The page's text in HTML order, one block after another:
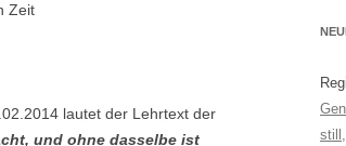
Zeit
lautet der Lehrtext der
und ohne dasselbe ist